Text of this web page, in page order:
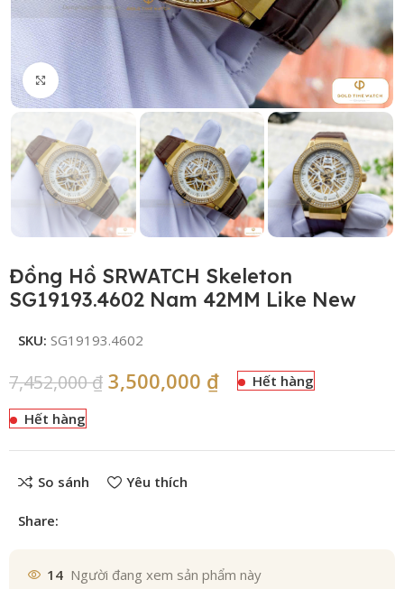
Click to enlarge
Đồng Hồ SRWATCH Skeleton
SG19193.4602 Nam 42MM Like New
SKU:SG19193.4602
7,452,000₫ 3,500,000 ₫ Hết hàng
Hết hàng
So sánh Yêu thích
Share:
14 Người đang xem sản phẩm này